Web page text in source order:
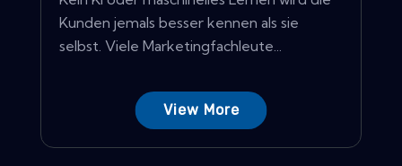
Kunden jemals besser kennen als sie
selbst. Viele Marketingfachleute...
View More